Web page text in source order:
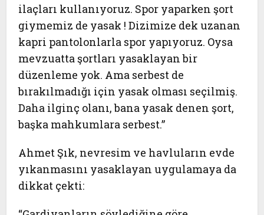
ilaçları kullanıyoruz. Spor yaparken şort
giymemiz de yasak ! Dizimize dek uzanan
kapri pantolonlarla spor yapıyoruz. Oysa
mevzuatta şortları yasaklayan bir
düzenleme yok. Ama serbest de
bırakılmadığı için yasak olması seçilmiş.
Daha ilginç olanı, bana yasak denen şort,
başka mahkumlara serbest.”
Ahmet Şık, nevresim ve havluların evde
yıkanmasını yasaklayan uygulamaya da
dikkat çekti: